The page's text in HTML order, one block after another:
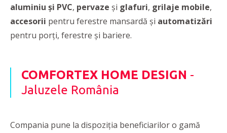
aluminiu și PVC, pervaze și glafuri, grilaje mobile,
accesorii pentru ferestre mansardă și automatizări
pentru porți, ferestre și bariere.
COMFORTEX HOME DESIGN -
Jaluzele România
Compania pune la dispoziția beneficiarilor o gamă